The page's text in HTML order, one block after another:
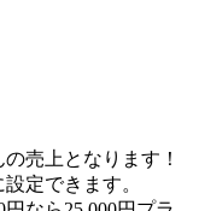
売上となります！
定できます。